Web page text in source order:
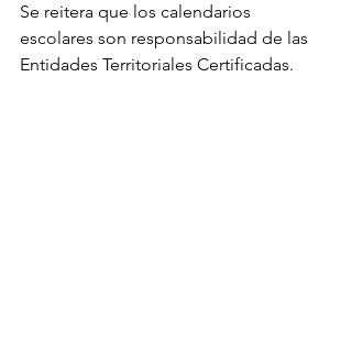
Se reitera que los calendarios
escolares son responsabilidad de las
Entidades Territoriales Certificadas.